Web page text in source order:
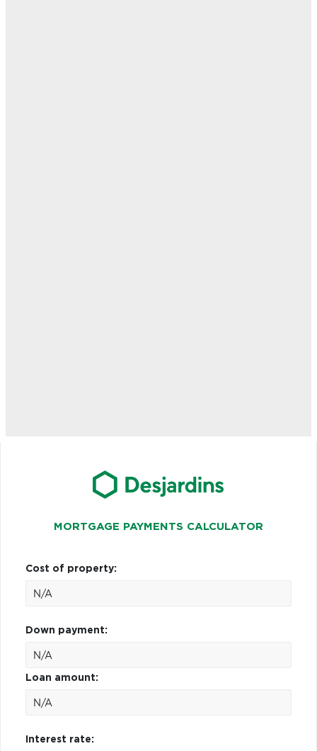
MORTGAGE PAYMENTS CALCULATOR
Cost of property:
Down payment:
Loan amount:
Interest rate: